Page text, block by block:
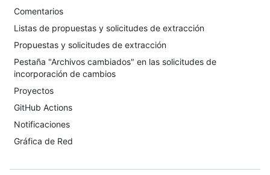
Comentarios
Listas de propuestas y solicitudes de extracción
Propuestas y solicitudes de extracción
Pestaña "Archivos cambiados" en las solicitudes de
incorporación de cambios
Proyectos
GitHub Actions
Notificaciones
Gráfica de Red